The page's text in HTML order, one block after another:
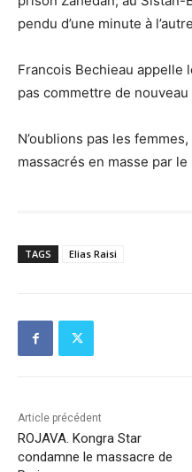
pendu d’une minute à
Francois Bechieau appelle
pas commettre de nouveau
N’oublions pas les
massacrés en masse par
TAGS Elias Raisi
Article précédent
ROJAVA. Kongra Star
condamne le massacre de